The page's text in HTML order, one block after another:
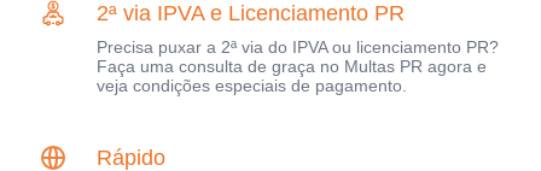
2ª via IPVA e Licenciamento PR
Precisa puxar a 2ª via do IPVA ou licenciamento PR?
Faça uma consulta de graça no Multas PR agora e
veja condições especiais de pagamento.
Rápido